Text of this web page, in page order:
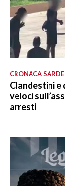
CRONACA
Clandestini e
veloci
arresti